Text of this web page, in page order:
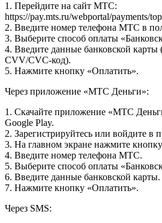
1. Перейдите на сайт МТС:
https://pay.mts.ru/webportal/payments/
2. Введите номер телефона МТС в
3. Выберите способ оплаты
4. Введите данные банковской карты
CVV/CVC-код).
5. Нажмите кнопку «Оплатить».
Через приложение «МТС Деньги»:
1. Скачайте приложение «МТС
Google Play.
2. Зарегистрируйтесь или войдите в
3. На главном экране нажмите
4. Введите номер телефона МТС.
5. Выберите способ оплаты
6. Введите данные банковской карты.
7. Нажмите кнопку «Оплатить».
Через SMS: